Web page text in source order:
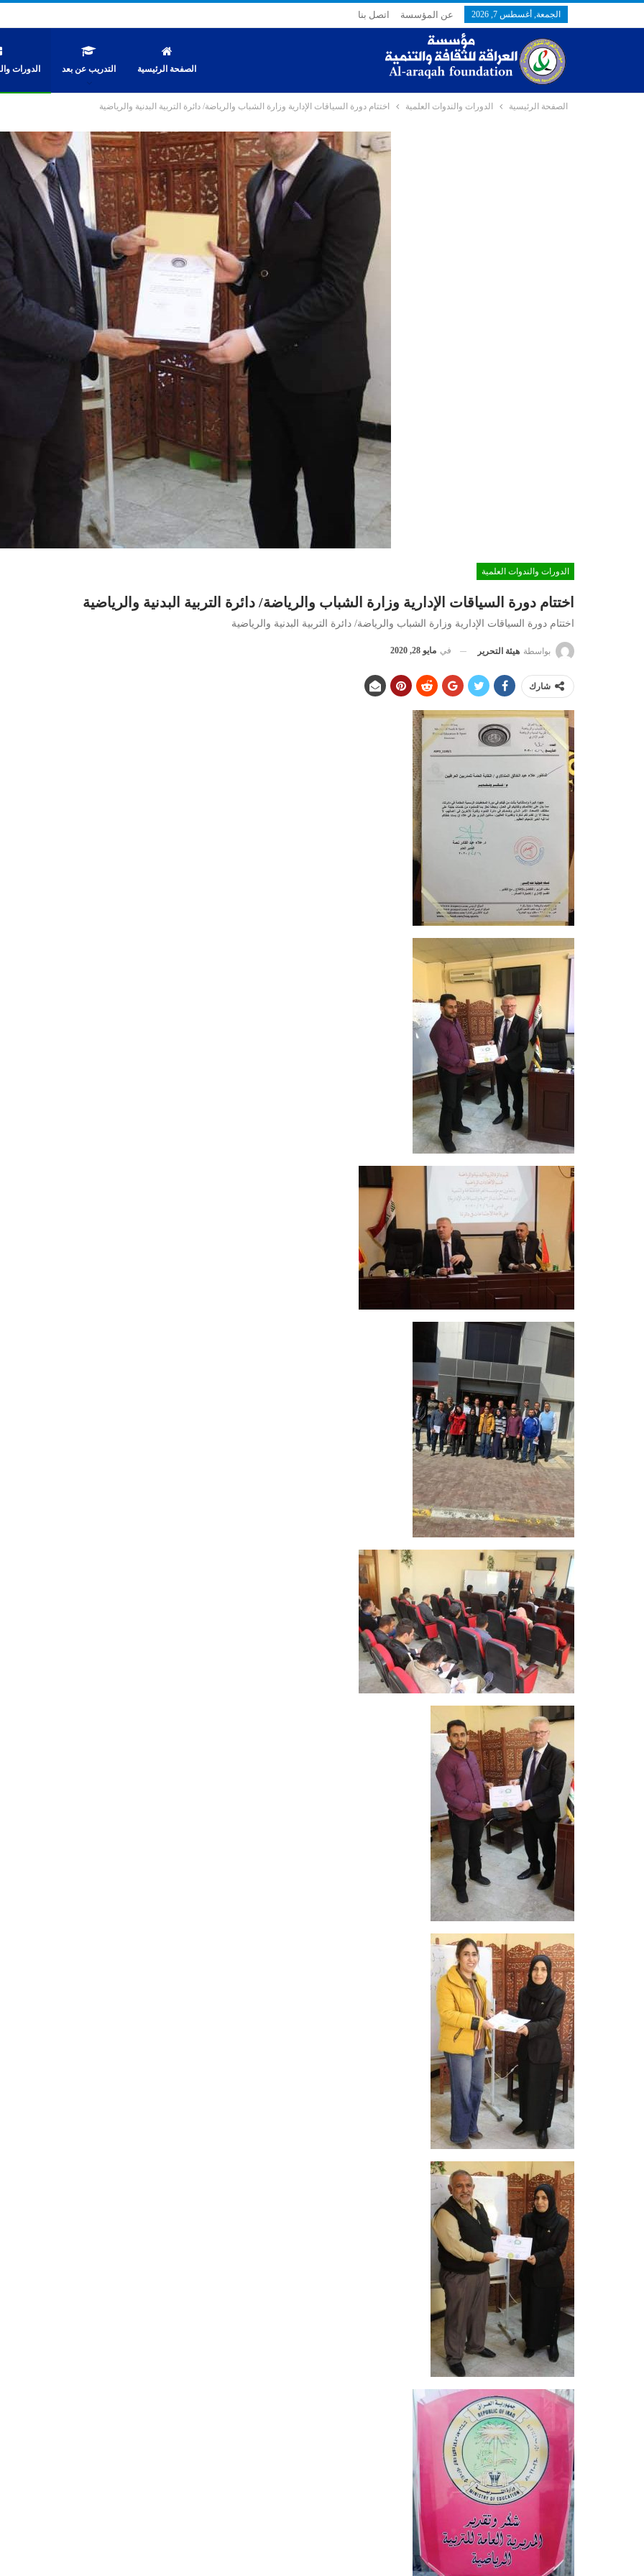
الجمعة, أغسطس 7, 2026 عن المؤسسة اتصل بنا
الصفحة الرئيسية التدريب عن بعد الدورات
الصفحة الرئيسية الدورات والندوات العلمية اختتام دورة السياقات الإدارية وزارة الشباب والرياضة/ دائرة التربية البدنية والرياضية
الدورات والندوات العلمية
اختتام دورة السياقات الإدارية وزارة الشباب والرياضة/ دائرة التربية البدنية والرياضية
اختتام دورة السياقات الإدارية وزارة الشباب والرياضة/ دائرة التربية البدنية والرياضية
بواسطة هيئة التحرير في مايو 28, 2020
شارك